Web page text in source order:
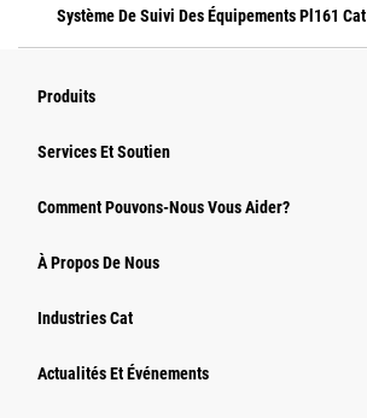
Système De Suivi Des Équipements Pl161 Cat
Produits
Services Et Soutien
Comment Pouvons-Nous Vous Aider?
À Propos De Nous
Industries Cat
Actualités Et Événements